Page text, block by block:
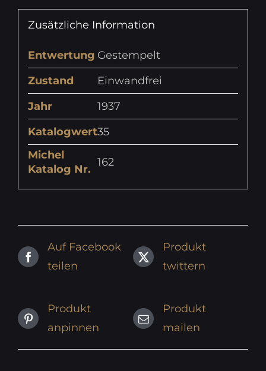
Zusätzliche Information
Entwertung Gestempelt
Zustand
Einwandfrei
Jahr
1937
Katalogwert35
Michel
Katalog Nr.
162
Auf Facebook
teilen
Produkt
twittern
Produkt
anpinnen
Produkt
mailen